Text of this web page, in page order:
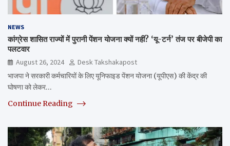
NEWS
कांग्रेस शासित राज्यों में पुरानी पेंशन योजना क्यों नहीं? ‘यू-टर्न’ तंज पर बीजेपी का
पलटवार
August 26, 2024
Desk Takshakapost
भाजपा ने सरकारी कर्मचारियों के लिए यूनिफाइड पेंशन योजना (यूपीएस) की केंद्र की
घोषणा को लेकर…
Continue Reading